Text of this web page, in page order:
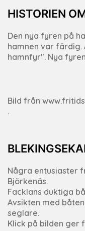
HISTORIEN
Den nya fyren på
hamnen var färdig.
hamnfyr". Nya
Bild från
.
Några entusiaster
Björkenäs.
Facklans duktiga
Avsikten med
seglare.
Klick på bilden ger